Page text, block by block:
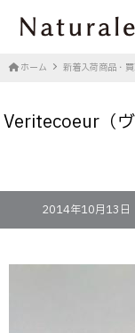
ホーム 新着入荷商品・
Veritecoeur（
2014年10月13日